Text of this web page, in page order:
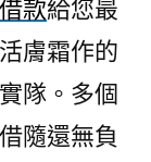
款給您最
膚霜作的
隊。多個
隨還無負